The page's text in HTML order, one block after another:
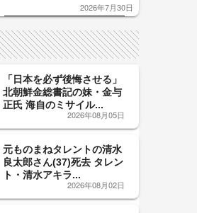
した「辛口カーブ」が飲み頃の
2026年7月30日
「日本を必ず後悔させる」
北朝鮮金総書記の妹・金与
正氏 海自のミサイル...
2026年08月05日
元ものまねタレントの清水
良太郎さん(37)死去 タレン
ト・清水アキラ...
2026年08月02日